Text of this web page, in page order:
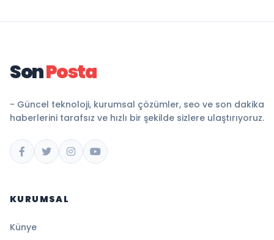
SonPosta
- Güncel teknoloji, kurumsal çözümler, seo ve son dakika
haberlerini tarafsız ve hızlı bir şekilde sizlere ulaştırıyoruz.
KURUMSAL
Künye